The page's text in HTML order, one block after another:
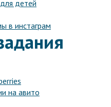
детей
в инстаграм
на авито